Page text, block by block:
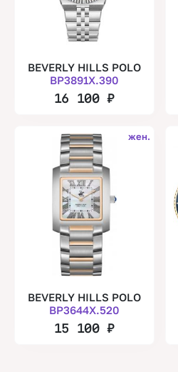
BEVERLY HILLS POLO
BP3891X.390
16 100₽
жен.
BEVERLY HILLS POLO
BP3644X.520
15 100₽